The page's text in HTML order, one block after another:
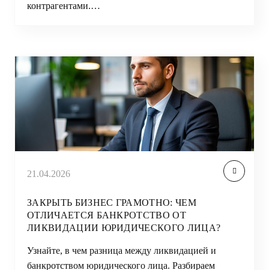
контрагентами.…
21.04.2026
ЗАКРЫТЬ БИЗНЕС ГРАМОТНО: ЧЕМ
ОТЛИЧАЕТСЯ БАНКРОТСТВО ОТ
ЛИКВИДАЦИИ ЮРИДИЧЕСКОГО ЛИЦА?
Узнайте, в чем разница между ликвидацией и
банкротством юридического лица. Разбираем